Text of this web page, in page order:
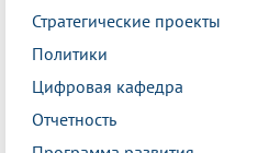
Стратегические проекты
Политики
Цифровая кафедра
Отчетность